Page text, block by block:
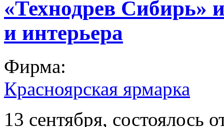
«Технодрев Сибирь»
и интерьера
Фирма:
Красноярская ярмарка
13 сентября, состоялось